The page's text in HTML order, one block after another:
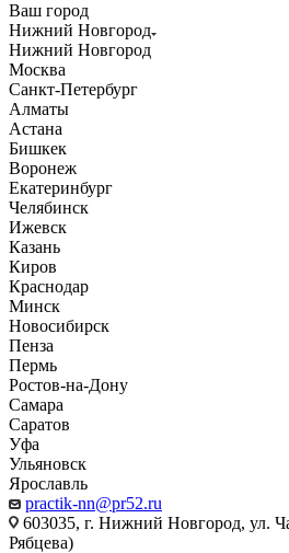
Ваш город
Нижний Новгород
Нижний Новгород
Москва
Санкт-Петербург
Алматы
Астана
Бишкек
Воронеж
Екатеринбург
Челябинск
Ижевск
Казань
Киров
Краснодар
Минск
Новосибирск
Пенза
Пермь
Ростов-на-Дону
Самара
Саратов
Уфа
Ульяновск
Ярославль
practik-nn@pr52.ru
603035, г. Нижний Новгород, ул.
Рябцева)